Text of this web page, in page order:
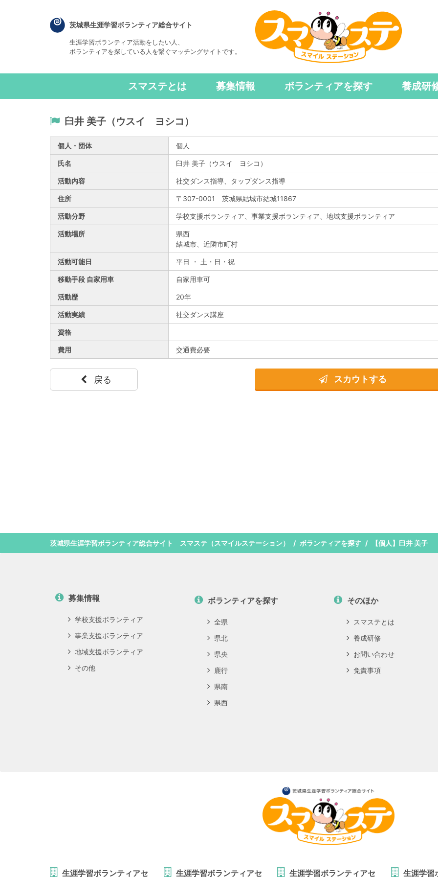
茨城県生涯学習ボランティア総合サイト
生涯学習ボランティア活動をしたい人、
ボランティアを探している人を繋ぐマッチングサイトです。
スマステとは 募集情報 ボランティアを探す 養成研
臼井 美子（ウスイ ヨシコ）
個人・団体 個人
氏名 臼井 美子（ウスイ ヨシコ）
活動内容 社交ダンス指導、タップダンス指導
住所 〒307-0001 茨城県結城市結城11867
活動分野 学校支援ボランティア、事業支援ボランティア、地域支援ボランティア
活動場所
県西
結城市、近隣市町村
活動可能日 平日 ・ 土・日・祝
移動手段 自家用車 自家用車可
活動歴 20年
活動実績 社交ダンス講座
資格
費用 交通費必要
戻る スカウトする
茨城県生涯学習ボランティア総合サイト スマステ（スマイルステーション） ボランティアを探す 【個人】臼井 美子
募集情報
学校支援ボランティア
事業支援ボランティア
地域支援ボランティア
その他
ボランティアを探す
全県
県北
県央
鹿行
県南
県西
そのほか
スマステとは
養成研修
お問い合わせ
免責事項
生涯学習ボランティアセ 生涯学習ボランティアセ 生涯学習ボランティアセ 生涯学習